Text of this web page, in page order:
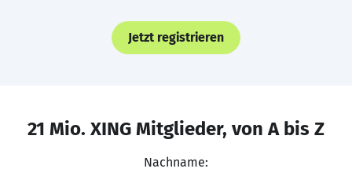
Jetzt registrieren
21 Mio. XING Mitglieder, von A bis Z
Nachname: